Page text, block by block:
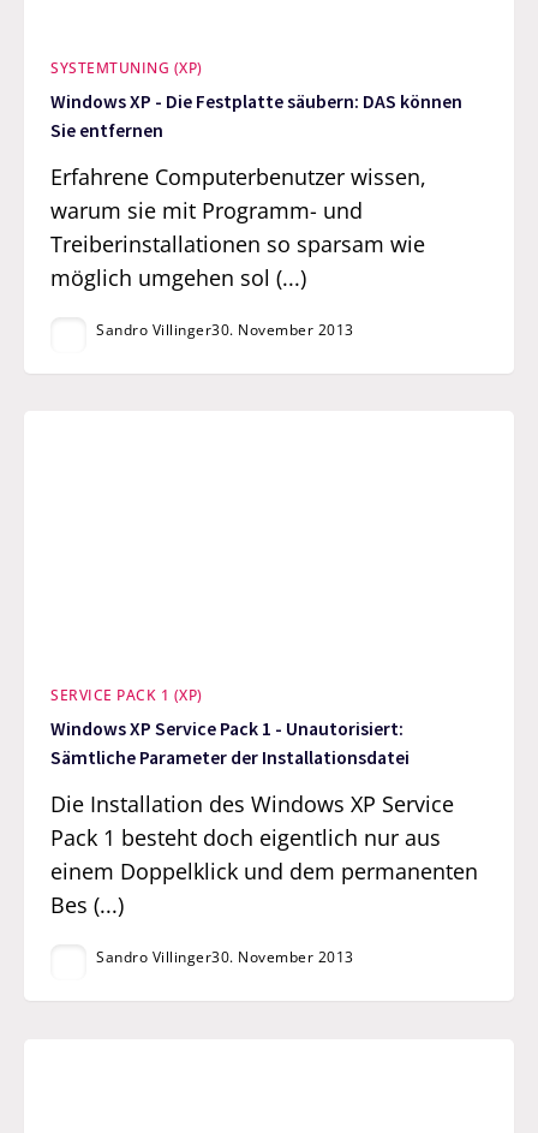
SYSTEMTUNING (XP)
Windows XP - Die Festplatte säubern: DAS können
Sie entfernen
Erfahrene Computerbenutzer wissen,
warum sie mit Programm- und
Treiberinstallationen so sparsam wie
möglich umgehen sol (...)
Sandro Villinger30. November 2013
SERVICE PACK 1 (XP)
Windows XP Service Pack 1 - Unautorisiert:
Sämtliche Parameter der Installationsdatei
Die Installation des Windows XP Service
Pack 1 besteht doch eigentlich nur aus
einem Doppelklick und dem permanenten
Bes (...)
Sandro Villinger30. November 2013